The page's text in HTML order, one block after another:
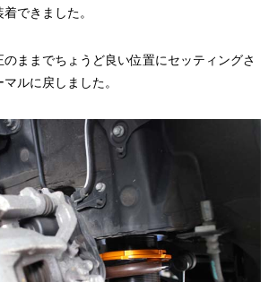
できました。
のままでちょうど良い位置にセッティングさ
ルに戻しました。